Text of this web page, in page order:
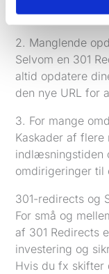
at siden ikke
2. Manglende
Selvom en 301
altid opdatere
den nye URL for
3. For mange
Kaskader af
indlæsningstiden
omdirigeringer til
301-redirects og
For små og
af 301 Redirects
investering og
Hvis du fx skifter